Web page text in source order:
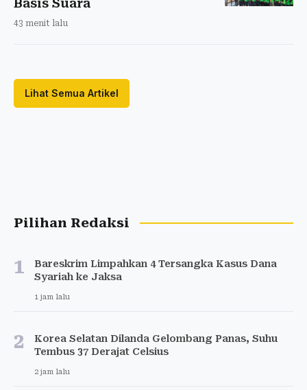
43 menit lalu
Lihat Semua Artikel
Pilihan Redaksi
1
Bareskrim Limpahkan 4 Tersangka Kasus Dana
Syariah ke Jaksa
1 jam lalu
2
Korea Selatan Dilanda Gelombang Panas, Suhu
Tembus 37 Derajat Celsius
2 jam lalu